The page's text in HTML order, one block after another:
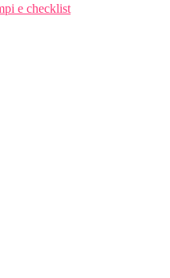
e checklist